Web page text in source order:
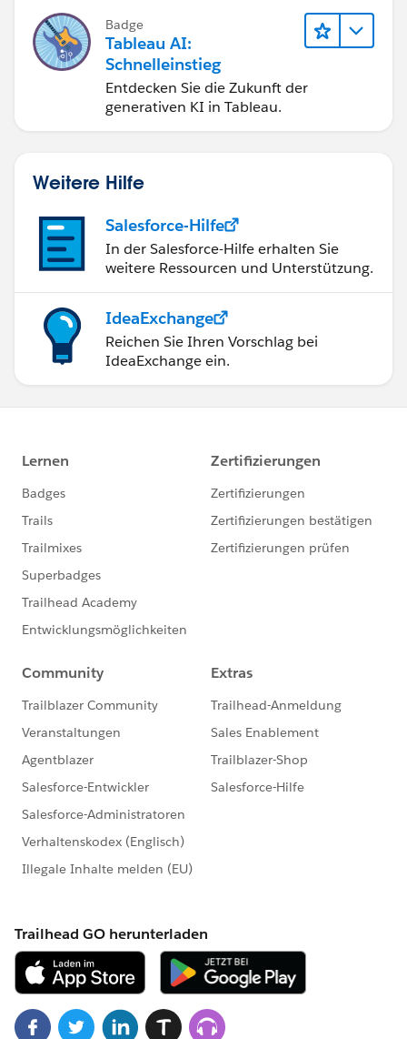
bessere Geschäftsergebnisse zu
erzielen.
Badge
Tableau AI:
Schnelleinstieg
Entdecken Sie die Zukunft der
generativen KI in Tableau.
Weitere Hilfe
Salesforce-Hilfe
In der Salesforce-Hilfe erhalten Sie
weitere Ressourcen und Unterstützung.
IdeaExchange
Reichen Sie Ihren Vorschlag bei
IdeaExchange ein.